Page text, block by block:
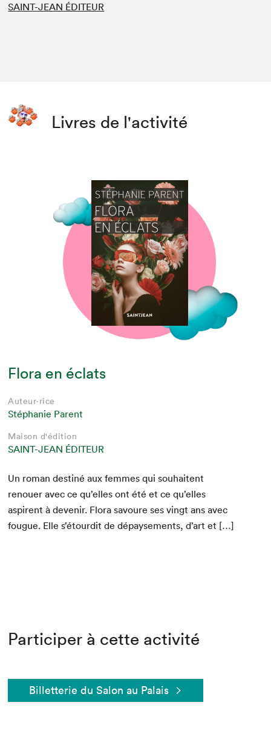
SAINT-JEAN ÉDITEUR
Livres de l'activité
Flora en éclats
Auteur·rice
Stéphanie Parent
Maison d'édition
SAINT-JEAN ÉDITEUR
Un roman des­tiné aux femmes qui souhait­ent
renouer avec ce qu’elles ont été et ce qu’elles
aspirent à devenir. Flo­ra savoure ses vingt ans avec
fougue. Elle s’étourdit de dépayse­ments, d’art et […]
Participer à cette activité
Billetterie du Salon au Palais